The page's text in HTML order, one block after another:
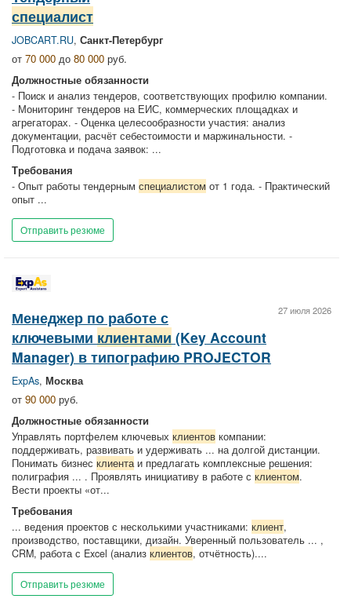
специалист
JOBCART.RU, Санкт-Петербург
от 70 000 до 80 000 руб.
Должностные обязанности
- Поиcк и анализ тендеров, соответствующих профилю компании.
- Мониторинг тендеров на ЕИС, коммерческих площадках и
агрегаторах. - Оценка целесообразности участия: анализ
документации, расчёт себестоимости и маржинальности. -
Подготовка и подача заявок: ...
Требования
- Опыт работы тендерным специалистом от 1 года. - Практический
опыт ...
Отправить резюме
27 июля 2026
Менеджер по работе с
ключевыми клиентами (Key Account
Manager) в типографию PROJECTOR
ExpAs, Москва
от 90 000 руб.
Должностные обязанности
Управлять портфелем ключевых клиентов компании:
поддерживать, развивать и удерживать ... на долгой дистанции.
Понимать бизнес клиентаи предлагать комплексные решения:
полиграфия ... . Проявлять инициативу в работе с клиентом.
Вести проекты «от...
Требования
... ведения проектов с несколькими участниками: клиент,
производство, поставщики, дизайн. Уверенный пользователь ... ,
CRM, работа с Excel (анализ клиентов, отчётность)....
Отправить резюме